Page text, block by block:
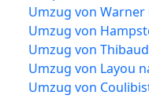
Umzug von
Umzug von
Umzug von
Umzug von Layou
Umzug von